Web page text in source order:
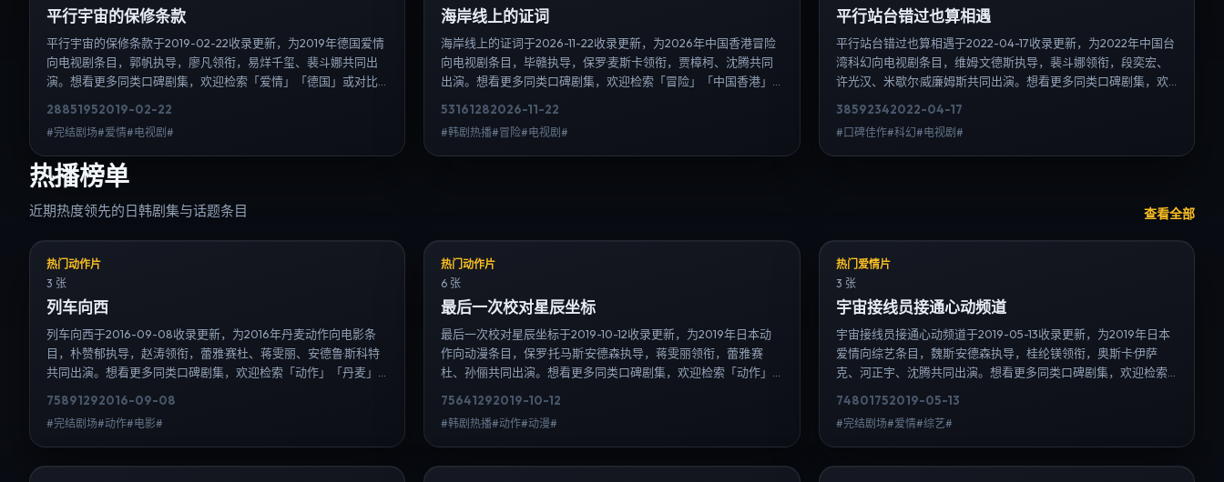
平行宇宙的保修条款
平行宇宙的保修条款于2019-02-22收录更新，为2019年德国爱情
向电视剧条目，郭帆执导，廖凡领衔，易烊千玺、裴斗娜共同出
演。想看更多同类口碑剧集，欢迎检索「爱情」「德国」或对比
伸检索日韩电视剧、韩剧全集、日剧高清等长尾词。
28851952019-02-22
#完结剧场#爱情#电视剧#
海岸线上的证词
海岸线上的证词于2026-11-22收录更新，为2026年中国香港冒险
向电视剧条目，毕赣执导，保罗·麦斯卡领衔，贾樟柯、沈腾共同
出演。想看更多同类口碑剧集，欢迎检索「冒险」「中国香港」
息，延伸检索日韩电视剧、韩剧全集、日剧高清等长尾词。
53161282026-11-22
#韩剧热播#冒险#电视剧#
平行站台错过也算相遇
平行站台错过也算相遇于2022-04-17收录更新，为2022年中国台
湾科幻向电视剧条目，维姆·文德斯执导，裴斗娜领衔，段奕宏、
许光汉、米歇尔·威廉姆斯共同出演。想看更多同类口碑剧集，欢
片单、演员作品与高清连载信息，延伸检索日韩电视剧、韩剧全
集、日剧高清等长尾词。
38592342022-04-17
#口碑佳作#科幻#电视剧#
热播榜单
近期热度领先的日韩剧集与话题条目 查看全部
热门动作片
3 张
列车向西
列车向西于2016-09-08收录更新，为2016年丹麦动作向电影条
目，朴赞郁执导，赵涛领衔，蕾雅·赛杜、蒋雯丽、安德鲁·斯科特
共同出演。想看更多同类口碑剧集，欢迎检索「动作」「丹麦」
息，延伸检索日韩电视剧、韩剧全集、日剧高清等长尾词。
75891292016-09-08
#完结剧场#动作#电影#
热门动作片
6 张
最后一次校对星辰坐标
最后一次校对星辰坐标于2019-10-12收录更新，为2019年日本动
作向动漫条目，保罗·托马斯·安德森执导，蒋雯丽领衔，蕾雅·赛
杜、孙俪共同出演。想看更多同类口碑剧集，欢迎检索「动作」
清连载信息，延伸检索日韩电视剧、韩剧全集、日剧高清等长尾
词。
75641292019-10-12
#韩剧热播#动作#动漫#
热门爱情片
3 张
宇宙接线员接通心动频道
宇宙接线员接通心动频道于2019-05-13收录更新，为2019年日本
爱情向综艺条目，魏斯·安德森执导，桂纶镁领衔，奥斯卡·伊萨
克、河正宇、沈腾共同出演。想看更多同类口碑剧集，欢迎检索
作品与高清连载信息，延伸检索日韩电视剧、韩剧全集、日剧高
清等长尾词。
74801752019-05-13
#完结剧场#爱情#综艺#